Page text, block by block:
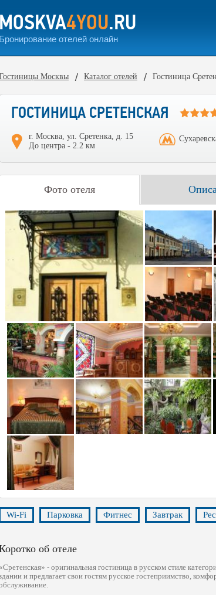
MOSKVA4YOU.RU
Бронирование отелей онлайн
Москвы
Каталог отелей Гостиница
ГОСТИНИЦА СРЕТЕНСКАЯ
г. Москва, ул. Сретенка, д. 15
До центра - 2.2 км
Фото отеля
Wi-Fi Парковка Фитнес Завтрак
об отеле
«Сретенская» - оригинальная гостиница в русском стиле
и предлагает свои гостям русское гостеприимство,